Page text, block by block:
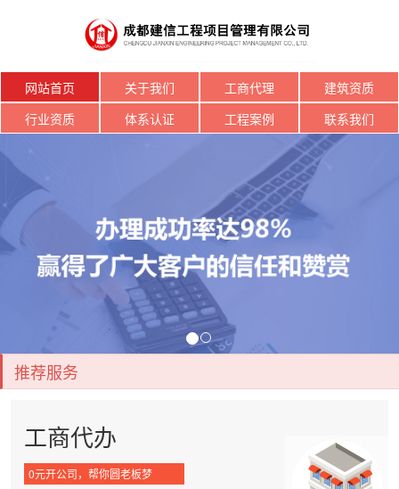
网站首页 关于我们 工商代理
建筑资质
行业资质
体系认证 工程案例 联系我们
推荐服务
工商代办
0元开公司，帮你圆老板梦